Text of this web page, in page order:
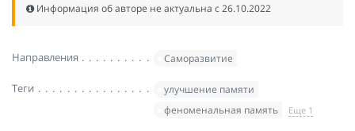
Информация об авторе не актуальна c 26.10.2022
Направления Саморазвитие
Теги
улучшение памяти
феноменальная память
Еще 1